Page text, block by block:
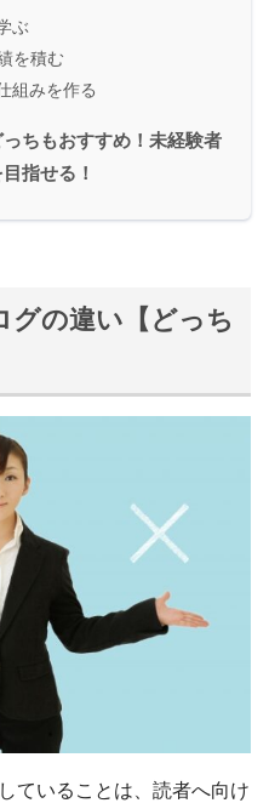
ぶ
を積む
組みを作る
ちもおすすめ！未経験者
指せる！
グの違い【どっち
ていることは、読者へ向け